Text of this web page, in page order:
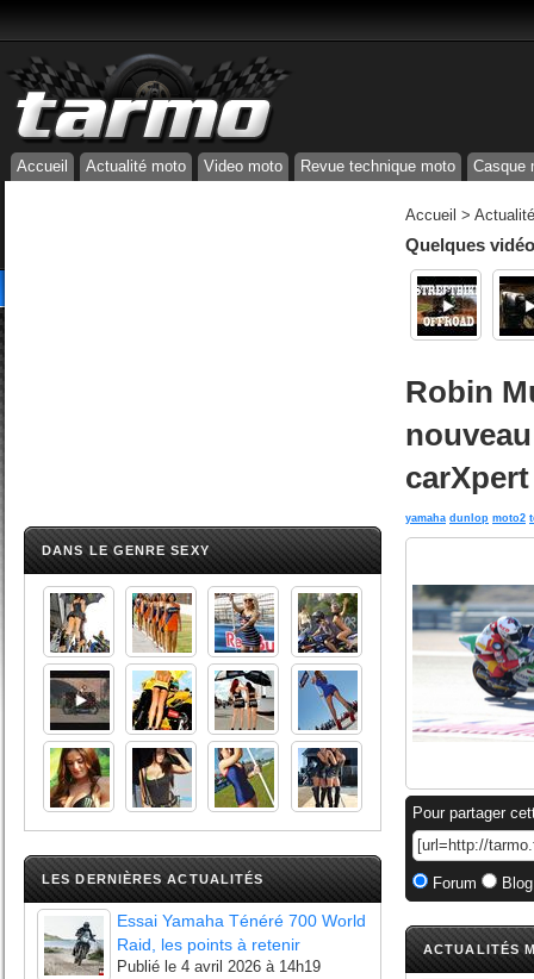
Accueil Actualité moto Video moto Revue technique moto Casque
DANS LE GENRE SEXY
LES DERNIÈRES ACTUALITÉS
Essai Yamaha Ténéré 700 World
Raid, les points à retenir
Publié le 4 avril 2026 à 14h19
Accueil >
Quelques
Robin
carXpert
yamaha dunlop moto2
Pour partager
Forum
ACTUALITÉS